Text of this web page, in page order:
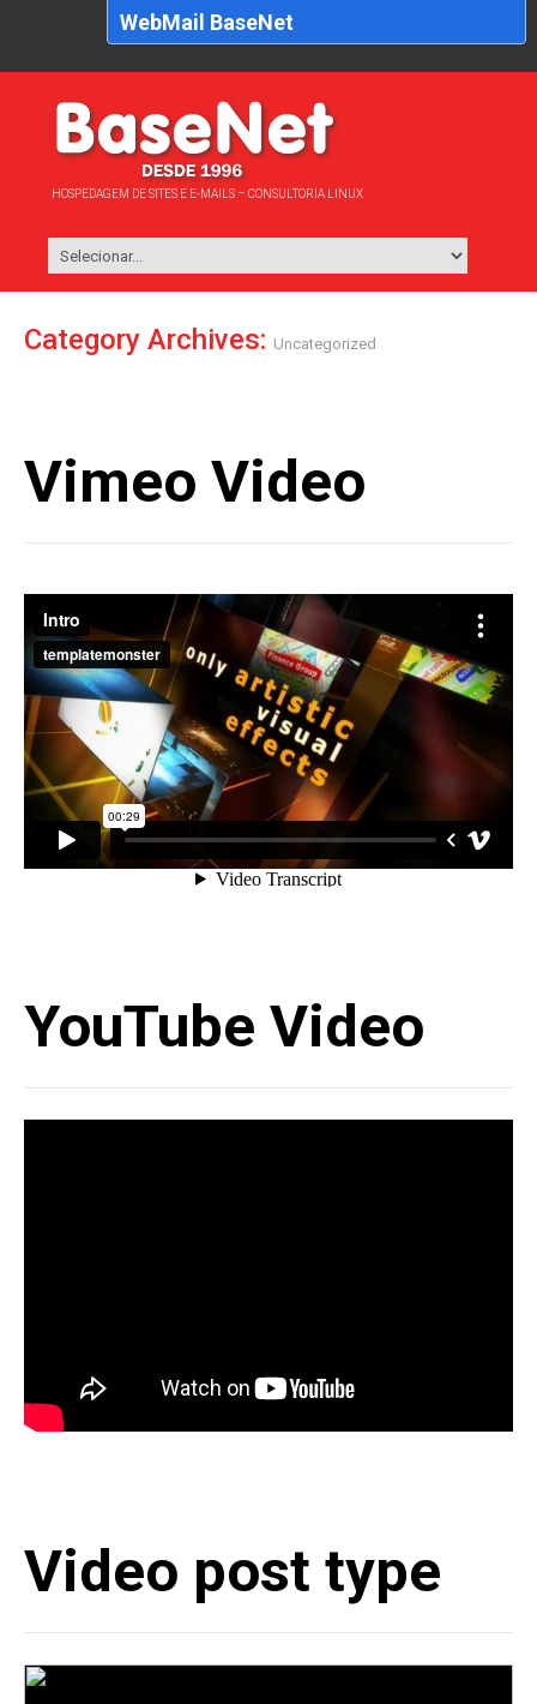
HOSPEDAGEM DE SITES E E-MAILS – CONSULTORIA LINUX
Category Archives: Uncategorized
Vimeo Video
YouTube Video
Video post type
WebMail BaseNet